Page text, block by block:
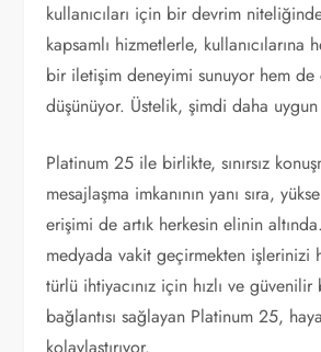
kullanıcıları için bir devrim
kapsamlı hizmetlerle, kullanıcılarına
bir iletişim deneyimi sunuyor hem de
düşünüyor. Üstelik, şimdi daha
Platinum 25 ile birlikte, sınırsız
mesajlaşma imkanının yanı sıra,
erişimi de artık herkesin elinin
medyada vakit geçirmekten işlerinizi
türlü ihtiyacınız için hızlı ve
bağlantısı sağlayan Platinum 25,